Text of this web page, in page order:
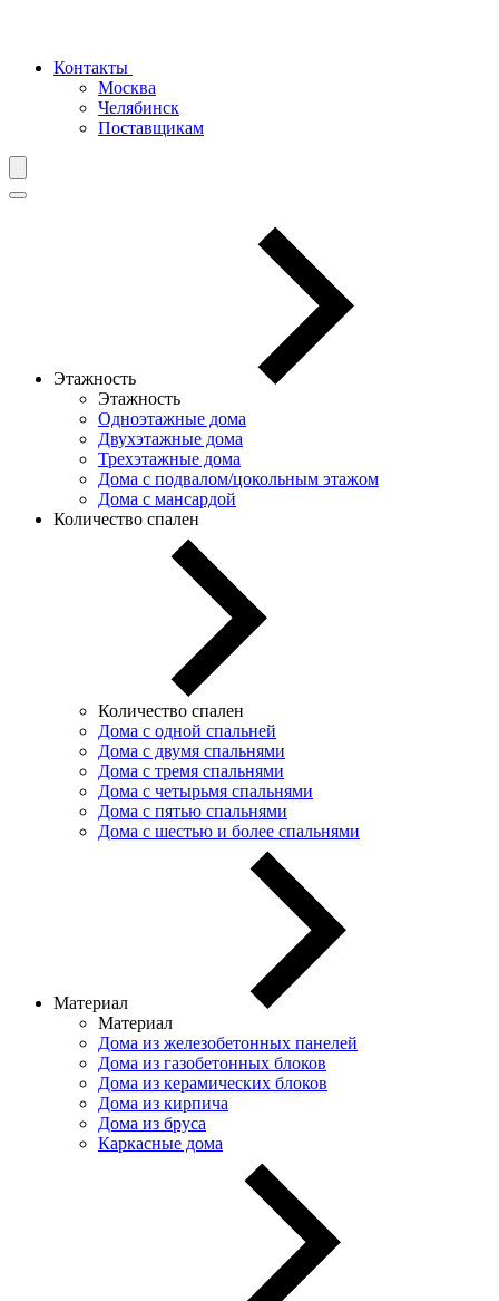
Контакты
Москва
Челябинск
Поставщикам
Этажность
Этажность
Одноэтажные дома
Двухэтажные дома
Трехэтажные дома
Дома с подвалом/цокольным этажом
Дома с мансардой
Количество спален
Количество спален
Дома с одной спальней
Дома с двумя спальнями
Дома с тремя спальнями
Дома с четырьмя спальнями
Дома с пятью спальнями
Дома с шестью и более спальнями
Материал
Материал
Дома из железобетонных панелей
Дома из газобетонных блоков
Дома из керамических блоков
Дома из кирпича
Дома из бруса
Каркасные дома